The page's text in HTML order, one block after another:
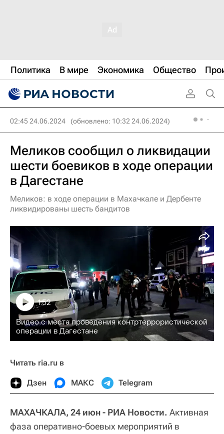
Политика В мире Экономика Общество
02:45 24.06.2024 (обновлено: 10:32 24.06.2024)
Меликов сообщил о ликвидации
шести боевиков в ходе операции
в Дагестане
Меликов: в ходе операции в Махачкале и Дербенте
ликвидированы шесть бандитов
Видео с места проведения контртеррористической
операции в Дагестане
1:52
Читать ria.ru в
Дзен МАКС Telegram
МАХАЧКАЛА, 24 июн - РИА Новости. Активная
фаза оперативно-боевых мероприятий в